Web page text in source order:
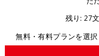
残り: 27
無料・有料プランを選択